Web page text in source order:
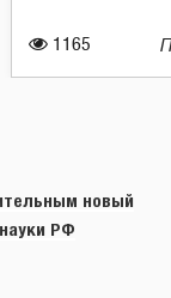
1165
новый
РФ